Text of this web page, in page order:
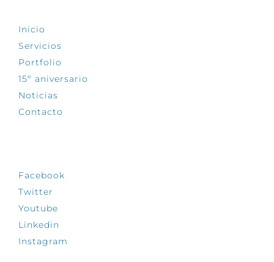
Inicio
Servicios
Portfolio
15º aniversario
Noticias
Contacto
Facebook
Twitter
Youtube
Linkedin
Instagram